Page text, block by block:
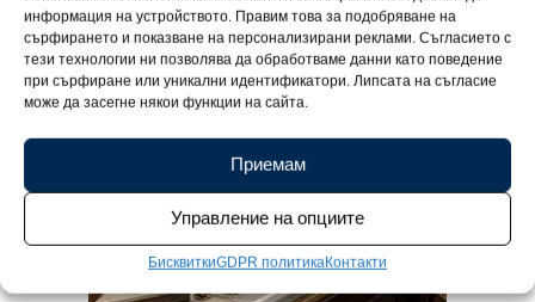
информация на устройството. Правим това за подобряване на
сърфирането и показване на персонализирани реклами. Съгласието с
тези технологии ни позволява да обработваме данни като поведение
при сърфиране или уникални идентификатори. Липсата на съгласие
може да засегне някои функции на сайта.
Приемам
Управление на опциите
БисквиткиGDPR политикаКонтакти